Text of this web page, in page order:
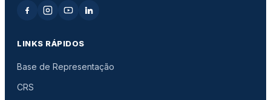
LINKS RÁPIDOS
Base de Representação
CRS